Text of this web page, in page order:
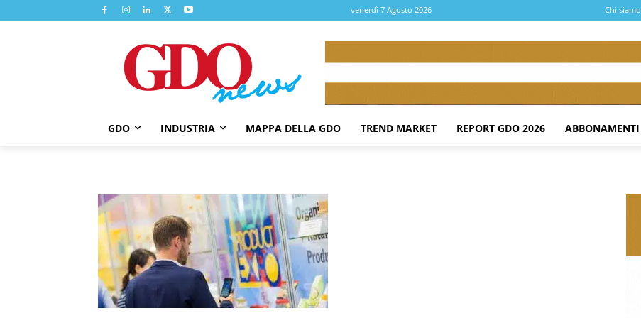
venerdì 7 Agosto 2026 Chi siamo
GDO INDUSTRIA MAPPA DELLA GDO TREND MARKET REPORT GDO 2026 ABBONAMENTI